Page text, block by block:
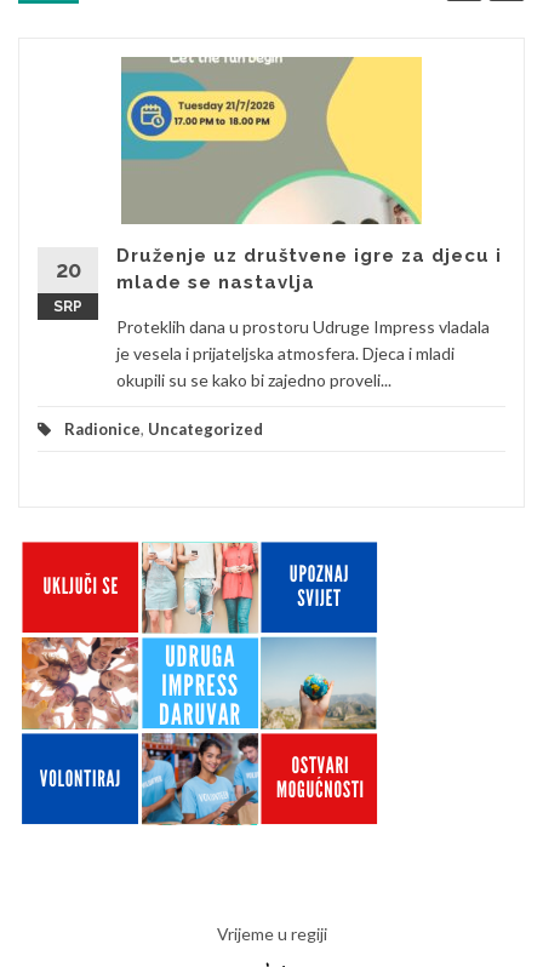
20
SRP
Druženje uz društvene igre za djecu i
mlade se nastavlja
Proteklih dana u prostoru Udruge Impress vladala
je vesela i prijateljska atmosfera. Djeca i mladi
okupili su se kako bi zajedno proveli...
Radionice, Uncategorized
Vrijeme u regiji